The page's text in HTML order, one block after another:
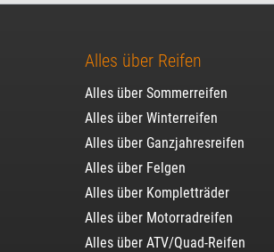
Alles über Reifen
Alles über Sommerreifen
Alles über Winterreifen
Alles über Ganzjahresreifen
Alles über Felgen
Alles über Kompletträder
Alles über Motorradreifen
Alles über ATV/Quad-Reifen